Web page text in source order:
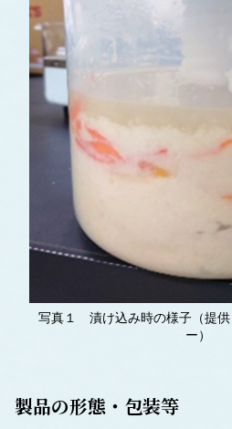
写真１ 漬け込み時の様子（提供
ー）
製品の形態・包装等